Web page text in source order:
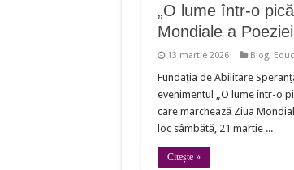
„O lume într-o
Mondiale a
13 martie 2026 Blog,
Fundația de Abilitare
evenimentul „O lume într-o
care marchează Ziua
loc sâmbătă, 21 martie ...
Citește »